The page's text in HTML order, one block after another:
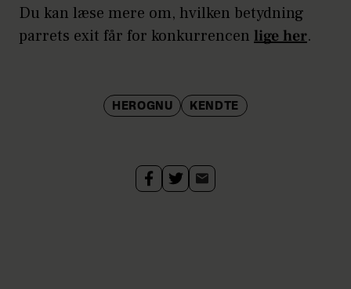
Du kan læse mere om, hvilken betydning
parrets exit får for konkurrencen lige her.
HEROGNU KENDTE